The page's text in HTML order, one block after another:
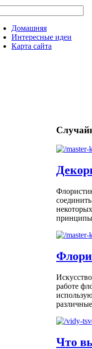
Домашняя
Интересные идеи
Карта сайта
принципы
работе
Что